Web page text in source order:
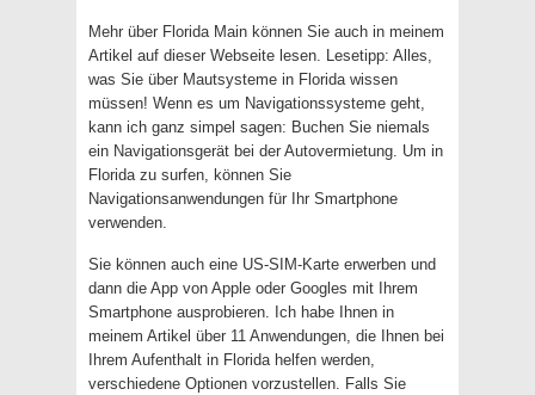
Mehr über Florida Main können Sie auch in meinem
Artikel auf dieser Webseite lesen. Lesetipp: Alles,
was Sie über Mautsysteme in Florida wissen
müssen! Wenn es um Navigationssysteme geht,
kann ich ganz simpel sagen: Buchen Sie niemals
ein Navigationsgerät bei der Autovermietung. Um in
Florida zu surfen, können Sie
Navigationsanwendungen für Ihr Smartphone
verwenden.
Sie können auch eine US-SIM-Karte erwerben und
dann die App von Apple oder Googles mit Ihrem
Smartphone ausprobieren. Ich habe Ihnen in
meinem Artikel über 11 Anwendungen, die Ihnen bei
Ihrem Aufenthalt in Florida helfen werden,
verschiedene Optionen vorzustellen. Falls Sie